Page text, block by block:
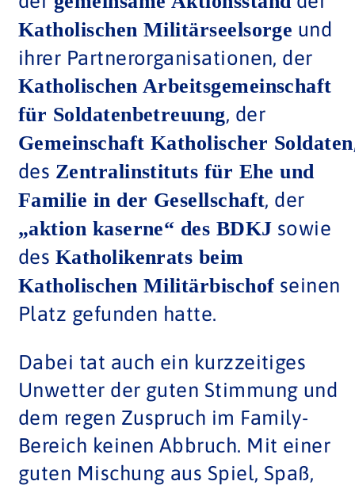
Katholischen Militärseelsorge und
ihrer Partnerorganisationen, der
Katholischen Arbeitsgemeinschaft
für Soldatenbetreuung, der
Gemeinschaft Katholischer Soldaten
des Zentralinstituts für Ehe und
Familie in der Gesellschaft, der
„aktion kaserne“ des BDKJ sowie
des Katholikenrats beim
Katholischen Militärbischof seinen
Platz gefunden hatte.
Dabei tat auch ein kurzzeitiges
Unwetter der guten Stimmung und
dem regen Zuspruch im Family-
Bereich keinen Abbruch. Mit einer
guten Mischung aus Spiel, Spaß,